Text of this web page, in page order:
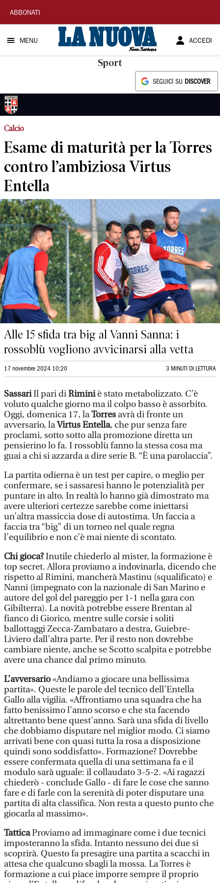
La
Nuova
Sardegna
ABBONATI
MENU ACCEDI
Sport
SEGUICI SU DISCOVER
Calcio
Esame di maturità per la Torres
contro l’ambiziosa Virtus
Entella
Alle 15 sfida tra big al Vanni Sanna: i
rossoblù vogliono avvicinarsi alla vetta
17 novembre 2024 10:20 3 MINUTI DI LETTURA
SassariIl pari diRiminiè stato metabolizzato. C’è
voluto qualche giorno ma il colpo basso è assorbito.
Oggi, domenica 17, laTorres avrà di fronte un
avversario, laVirtus Entella, che pur senza fare
proclami, sotto sotto alla promozione diretta un
pensierino lo fa. I rossoblù fanno la stessa cosa ma
guai a chi si azzarda a dire serie B. “È una parolaccia”.
La partita odierna è un test per capire, o meglio per
confermare, se i sassaresi hanno le potenzialità per
puntare in alto. In realtà lo hanno già dimostrato ma
avere ulteriori certezze sarebbe come iniettarsi
un’altra massiccia dose di autostima. Un faccia a
faccia tra “big” di un torneo nel quale regna
l’equilibrio e non c’è mai niente di scontato.
Chi gioca?Inutile chiederlo al mister, la formazione è
top secret. Allora proviamo a indovinarla, dicendo che
rispetto al Rimini, mancherà Mastinu (squalificato) e
Nanni (impegnato con la nazionale di San Marino e
autore del gol del pareggio per 1-1 nella gara con
Gibilterra). La novità potrebbe essere Brentan al
fianco di Giorico, mentre sulle corsie i soliti
ballottaggi Zecca-Zambataro a destra, Guiebre-
Liviero dall’altra parte. Per il resto non dovrebbe
cambiare niente, anche se Scotto scalpita e potrebbe
avere una chance dal primo minuto.
L’avversario«Andiamo a giocare una bellissima
partita». Queste le parole del tecnico dell’Entella
Gallo alla vigilia. «Affrontiamo una squadra che ha
fatto benissimo l'anno scorso e che sta facendo
altrettanto bene quest'anno. Sarà una sfida di livello
che dobbiamo disputare nel miglior modo. Ci siamo
arrivati bene con quasi tutta la rosa a disposizione
quindi sono soddisfatto». Formazione? Dovrebbe
essere confermata quella di una settimana fa e il
modulo sarà uguale: il collaudato 3-5-2. «Ai ragazzi
chiederò - conclude Gallo - di fare le cose che sanno
fare e di farle con la serenità di poter disputare una
partita di alta classifica. Non resta a questo punto che
giocarla al massimo».
TatticaProviamo ad immaginare come i due tecnici
imposteranno la sfida. Intanto nessuno dei due si
scoprirà. Questo fa presagire una partita a scacchi in
attesa che qualcuno sbagli la mossa. La Torres è
formazione a cui piace imporre sempre il proprio